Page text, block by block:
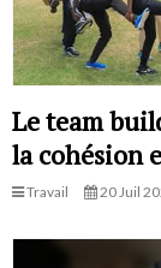
Le team
la cohésion
Travail 20 Juil